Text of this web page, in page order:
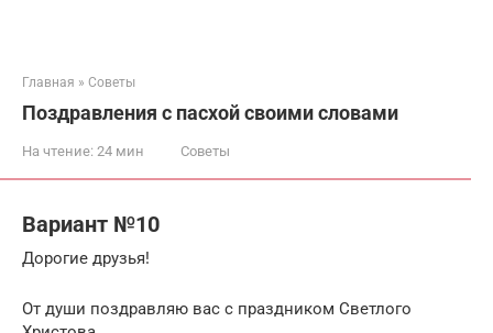
Главная » Советы
Поздравления с пасхой своими словами
На чтение: 24 мин Советы
Вариант №10
Дорогие друзья!
От души поздравляю вас с праздником Светлого